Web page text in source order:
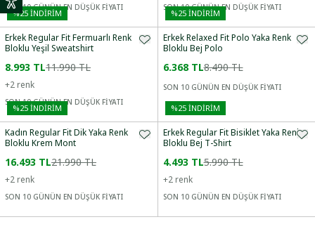
SON 10 GÜNÜN EN DÜŞÜK FİYATI SON 10 GÜNÜN EN DÜŞÜK FİYATI
%25 İNDİRİM
Erkek Regular Fit Fermuarlı Renk
Bloklu Yeşil Sweatshirt
8.993 TL11.990 TL
+2 renk
SON 10 GÜNÜN EN DÜŞÜK FİYATI
%25İNDİRİM
Erkek Relaxed Fit Polo Yaka Renk
Bloklu Bej Polo
6.368 TL8.490 TL
SON 10 GÜNÜN EN DÜŞÜK FİYATI
%25 İNDİRİM
Kadın Regular Fit Dik Yaka Renk
Bloklu Krem Mont
16.493 TL21.990 TL
+2 renk
SON 10 GÜNÜN EN DÜŞÜK FİYATI
%25İNDİRİM
Erkek Regular Fit Bisiklet Yaka Renk
Bloklu Bej T-Shirt
4.493 TL5.990 TL
+2 renk
SON 10 GÜNÜN EN DÜŞÜK FİYATI